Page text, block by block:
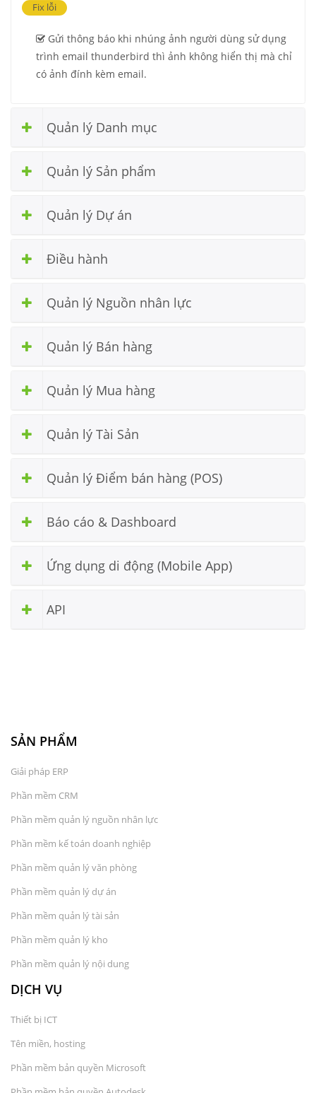
Fix lỗi
Gửi thông báo khi nhúng ảnh người dùng sử dụng
trình email thunderbird thì ảnh không hiển thị mà chỉ
có ảnh đính kèm email.
Quản lý Danh mục
Quản lý Sản phẩm
Quản lý Dự án
Điều hành
Quản lý Nguồn nhân lực
Quản lý Bán hàng
Quản lý Mua hàng
Quản lý Tài Sản
Quản lý Điểm bán hàng (POS)
Báo cáo & Dashboard
Ứng dụng di động (Mobile App)
API
SẢN PHẨM
Giải pháp ERP
Phần mềm CRM
Phần mềm quản lý nguồn nhân lực
Phần mềm kế toán doanh nghiệp
Phần mềm quản lý văn phòng
Phần mềm quản lý dự án
Phần mềm quản lý tài sản
Phần mềm quản lý kho
Phần mềm quản lý nội dung
DỊCH VỤ
Thiết bị ICT
Tên miền, hosting
Phần mềm bản quyền Microsoft